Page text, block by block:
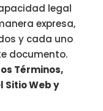
legal
expresa,
y cada uno
documento.
Términos,
Web y